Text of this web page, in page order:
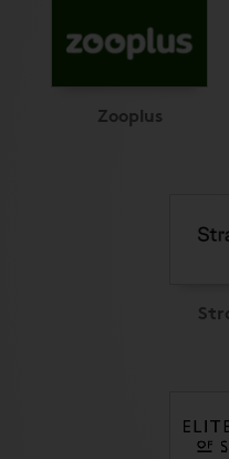
Zooplus